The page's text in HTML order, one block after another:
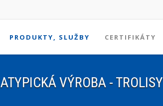
PRODUKTY, SLUŽBY CERTIFIKÁTY
ATYPICKÁ VÝROBA - TROLISY